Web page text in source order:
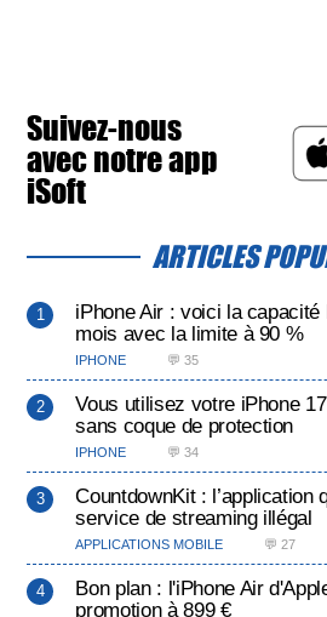
Suivez-nous
avec notre app
iSoft
ARTICLES
iPhone Air : voici la capacité
mois avec la limite à 90 %
IPHONE 💬 35
Vous utilisez votre iPhone
sans coque de protection
IPHONE 💬 34
CountdownKit : l’application
service de streaming illégal
APPLICATIONS MOBILE 💬 27
Bon plan : l'iPhone Air
promotion à 899 €